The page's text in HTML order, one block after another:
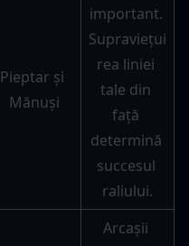
Pieptar și
Mănuși
important.
Supraviețui
rea liniei
tale din
față
determină
succesul
raliului.
Arcașii